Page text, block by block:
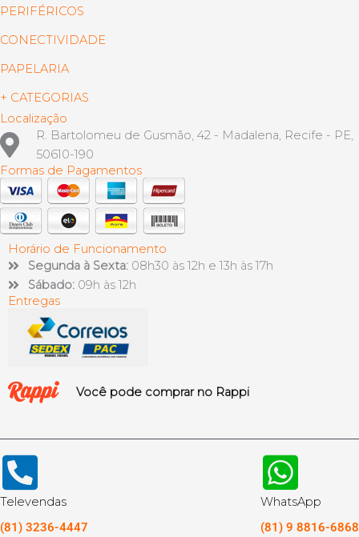
PERIFÉRICOS
CONECTIVIDADE
PAPELARIA
+ CATEGORIAS
Localização
R. Bartolomeu de Gusmão, 42 - Madalena, Recife - PE,
50610-190
Formas de Pagamentos
Horário de Funcionamento
Segunda à Sexta: 08h30 às 12h e 13h às 17h
Sábado: 09h às 12h
Entregas
Você pode comprar no Rappi
Televendas
(81) 3236-4447
WhatsApp
(81) 9 8816-6868